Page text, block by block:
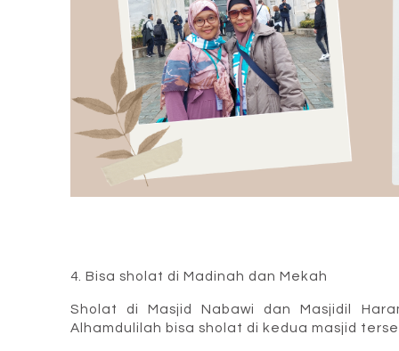
4. Bisa sholat di Madinah dan Mekah
Sholat di Masjid Nabawi dan Masjidil
Alhamdulilah bisa sholat di kedua masjid